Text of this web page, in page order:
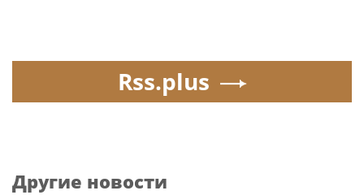
Rss.plus
Другие новости